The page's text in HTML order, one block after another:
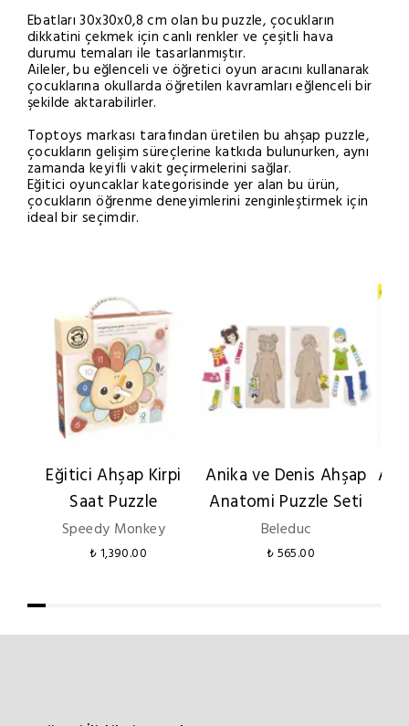
Ebatları 30x30x0,8 cm olan bu puzzle, çocukların
dikkatini çekmek için canlı renkler ve çeşitli hava
durumu temaları ile tasarlanmıştır.
Aileler, bu eğlenceli ve öğretici oyun aracını kullanarak
çocuklarına okullarda öğretilen kavramları eğlenceli bir
şekilde aktarabilirler.
Toptoys markası tarafından üretilen bu ahşap puzzle,
çocukların gelişim süreçlerine katkıda bulunurken, aynı
zamanda keyifli vakit geçirmelerini sağlar.
Eğitici oyuncaklar kategorisinde yer alan bu ürün,
çocukların öğrenme deneyimlerini zenginleştirmek için
ideal bir seçimdir.
Eğitici Ahşap Kirpi
Saat Puzzle
Speedy Monkey
₺ 1,390.00
Anika ve Denis Ahşap
Anatomi Puzzle Seti
Beleduc
₺ 565.00